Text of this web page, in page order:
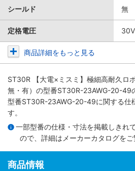
シールド 無
定格電圧 30V
商品詳細をもっと見る
ST30R 【大電×ミスミ】極細高耐久ロ
無・有） の型番ST30R-23AWG-20-49
型番ST30R-23AWG-20-49に関する仕
す。
一部型番の仕様・寸法を掲載しきれ
ので、詳細は メーカーカタログをご
商品情報